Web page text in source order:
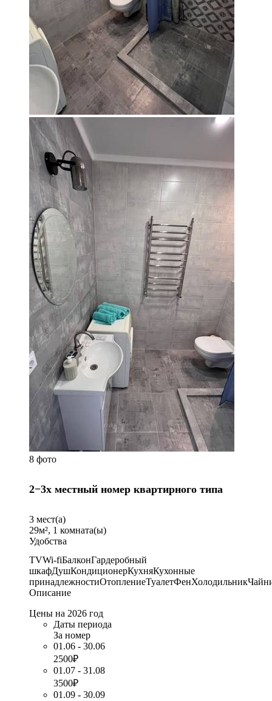
8 фото
2−3х местный номер квартирного типа
3 мест(а)
29м², 1 комната(ы)
Удобства
TVWi-fiБалконГардеробный
шкафДушКондиционерКухняКухонные
принадлежностиОтоплениеТуалетФенХолодильник
Описание
Цены на 2026 год
Даты периода
За номер
01.06 - 30.06
2500₽
01.07 - 31.08
3500₽
01.09 - 30.09